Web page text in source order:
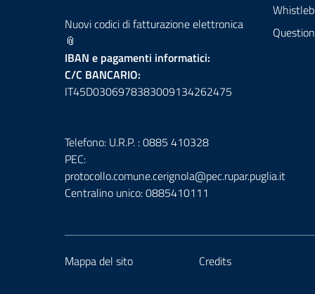
Nuovi codici di fatturazione elettronica
📎
IBAN e pagamenti informatici:
C/C BANCARIO:
IT45D0306978383009134262475
Telefono: U.R.P. : 0885 410328
PEC:
protocollo.comune.cerignola@pec.rupar.puglia.it
Centralino unico: 0885410111
Mappa del sito Credits